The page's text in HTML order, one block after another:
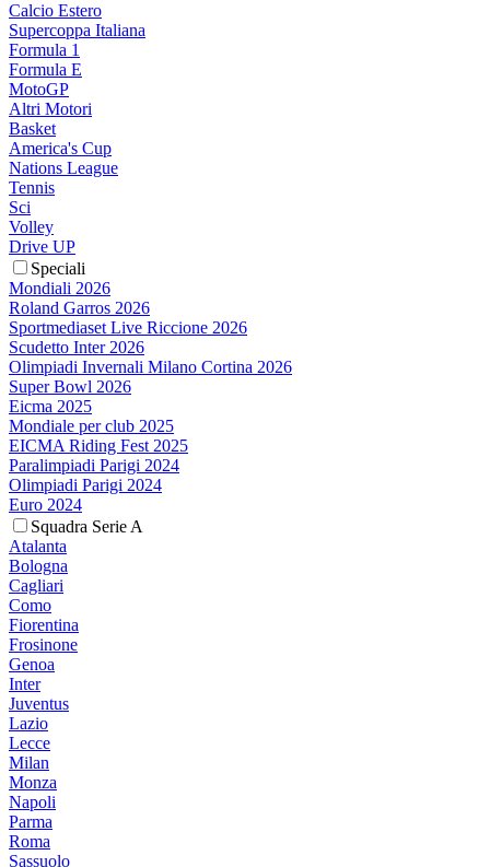
Calcio Estero
Supercoppa Italiana
Formula 1
Formula E
MotoGP
Altri Motori
Basket
America's Cup
Nations League
Tennis
Sci
Volley
Drive UP
Speciali
Mondiali 2026
Roland Garros 2026
Sportmediaset Live Riccione 2026
Scudetto Inter 2026
Olimpiadi Invernali Milano Cortina 2026
Super Bowl 2026
Eicma 2025
Mondiale per club 2025
EICMA Riding Fest 2025
Paralimpiadi Parigi 2024
Olimpiadi Parigi 2024
Euro 2024
Squadra Serie A
Atalanta
Bologna
Cagliari
Como
Fiorentina
Frosinone
Genoa
Inter
Juventus
Lazio
Lecce
Milan
Monza
Napoli
Parma
Roma
Sassuolo